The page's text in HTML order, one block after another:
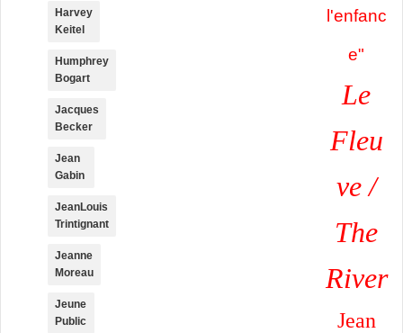
l'enfanc
e"
Le
Fleu
ve /
The
River
Jean
Harvey
Keitel
Humphrey
Bogart
Jacques
Becker
Jean
Gabin
JeanLouis
Trintignant
Jeanne
Moreau
Jeune
Public